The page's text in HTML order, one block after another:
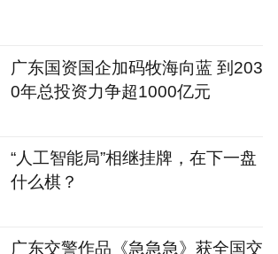
广东国资国企加码牧海向蓝 到203
0年总投资力争超1000亿元
“人工智能局”相继挂牌，在下一盘
什么棋？
广东交警作品《急急急》获全国交